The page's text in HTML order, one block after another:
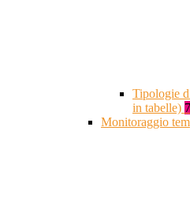
Tipologie
in tabelle) 7
Monitoraggio